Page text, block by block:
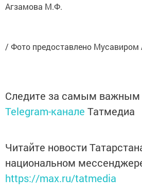
Агзамова М.Ф.
/ Фото предоставлено
Следите за самым важным
Telegram-канале Татмедиа
Читайте новости
национальном
https://max.ru/tatmedia